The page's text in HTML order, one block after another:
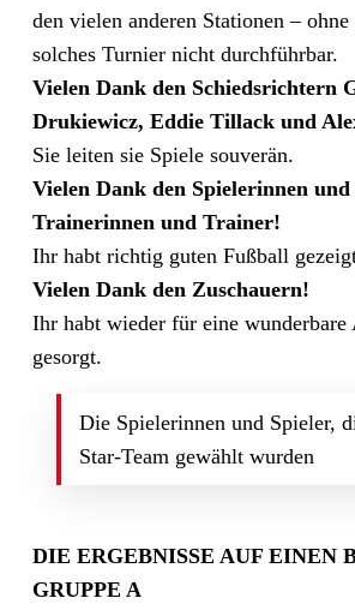
den vielen anderen Stationen –
solches Turnier nicht durchführbar.
Vielen Dank den Schiedsrichtern
Drukiewicz, Eddie Tillack und
Sie leiten sie Spiele souverän.
Vielen Dank den Spielerinnen
Trainerinnen und Trainer!
Ihr habt richtig guten Fußball
Vielen Dank den Zuschauern!
Ihr habt wieder für eine wunderbare
gesorgt.
Die Spielerinnen und Spieler,
Star-Team gewählt wurden
DIE ERGEBNISSE AUF EINEN
GRUPPE A